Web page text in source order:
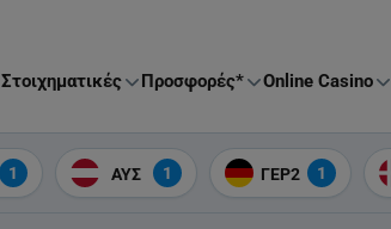
Στοιχηματικές Προσφορές* Online Casino
1 ΑΥΣ 1 ΓΕΡ2 1